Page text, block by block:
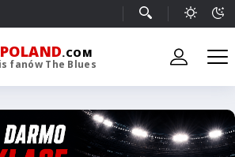
POLAND.COM
fanów The Blues